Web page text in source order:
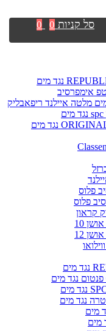
אימפרסיב
מלטה איילנד ריפאבליק
סל קניות 0
0